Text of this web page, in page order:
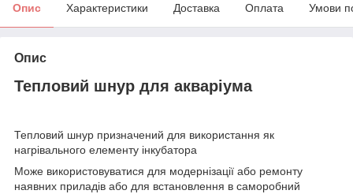
Опис Характеристики Доставка Оплата Умови
Опис
Тепловий шнур для акваріума
Тепловий шнур призначений для використання як
нагрівального елементу інкубатора
Може використовуватися для модернізації або ремонту
наявних приладів або для встановлення в саморобний